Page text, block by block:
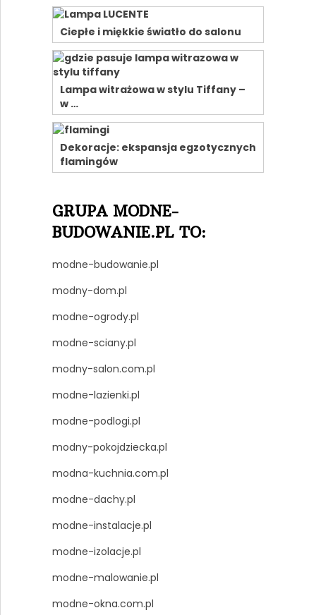
Ciepłe i miękkie światło do salonu
Lampa witrażowa w stylu Tiffany –
w …
Dekoracje: ekspansja egzotycznych
flamingów
GRUPA MODNE-
BUDOWANIE.PL TO:
modne-budowanie.pl
modny-dom.pl
modne-ogrody.pl
modne-sciany.pl
modny-salon.com.pl
modne-lazienki.pl
modne-podlogi.pl
modny-pokojdziecka.pl
modna-kuchnia.com.pl
modne-dachy.pl
modne-instalacje.pl
modne-izolacje.pl
modne-malowanie.pl
modne-okna.com.pl